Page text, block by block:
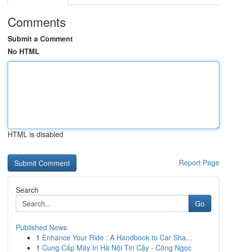
Comments
Submit a Comment
No HTML
HTML is disabled
Report Page
Search
Go
Published News
1 Enhance Your Ride : A Handbook to Car Sha...
1 Cung Cấp Máy In Hà Nội Tin Cậy - Công Ngọc